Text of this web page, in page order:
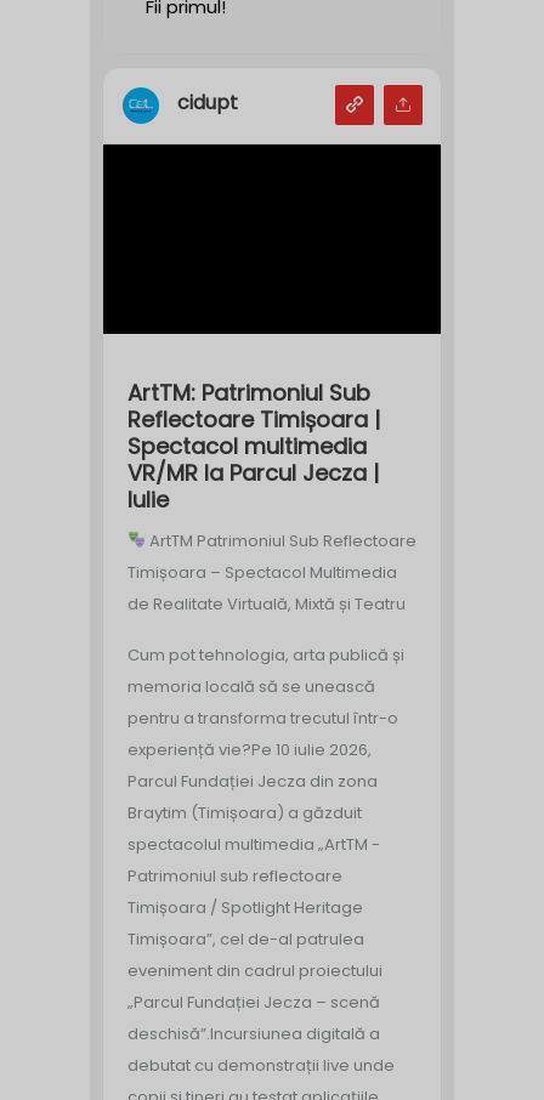
Fii primul!
cidupt
ArtTM: Patrimoniul Sub
Reflectoare Timișoara |
Spectacol multimedia
VR/MR la Parcul Jecza |
Iulie
ArtTM Patrimoniul Sub Reflectoare
Timișoara – Spectacol Multimedia
de Realitate Virtuală, Mixtă și Teatru
Cum pot tehnologia, arta publică și
memoria locală să se unească
pentru a transforma trecutul într-o
experiență vie?Pe 10 iulie 2026,
Parcul Fundației Jecza din zona
Braytim (Timișoara) a găzduit
spectacolul multimedia „ArtTM -
Patrimoniul sub reflectoare
Timișoara / Spotlight Heritage
Timișoara”, cel de-al patrulea
eveniment din cadrul proiectului
„Parcul Fundației Jecza – scenă
deschisă”.Incursiunea digitală a
debutat cu demonstrații live unde